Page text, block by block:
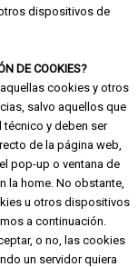
dispositivos de
DE COOKIES?
cookies y otros
salvo aquellos que
técnico y deben ser
de la página web,
pop-up o ventana de
la home. No obstante,
u otros dispositivos
a continuación.
o no, las cookies
un servidor quiera